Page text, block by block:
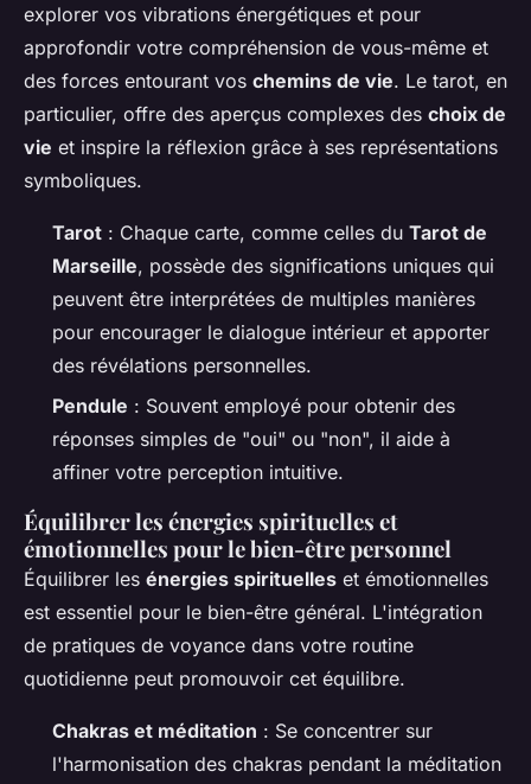
explorer vos vibrations énergétiques et pour
approfondir votre compréhension de vous-même et
des forces entourant vos chemins de vie. Le tarot, en
particulier, offre des aperçus complexes des choix de
vie et inspire la réflexion grâce à ses représentations
symboliques.
Tarot : Chaque carte, comme celles du Tarot de
Marseille, possède des significations uniques qui
peuvent être interprétées de multiples manières
pour encourager le dialogue intérieur et apporter
des révélations personnelles.
Pendule : Souvent employé pour obtenir des
réponses simples de "oui" ou "non", il aide à
affiner votre perception intuitive.
Équilibrer les énergies spirituelles et
émotionnelles pour le bien-être personnel
Équilibrer les énergies spirituelles et émotionnelles
est essentiel pour le bien-être général. L'intégration
de pratiques de voyance dans votre routine
quotidienne peut promouvoir cet équilibre.
Chakras et méditation : Se concentrer sur
l'harmonisation des chakras pendant la méditation